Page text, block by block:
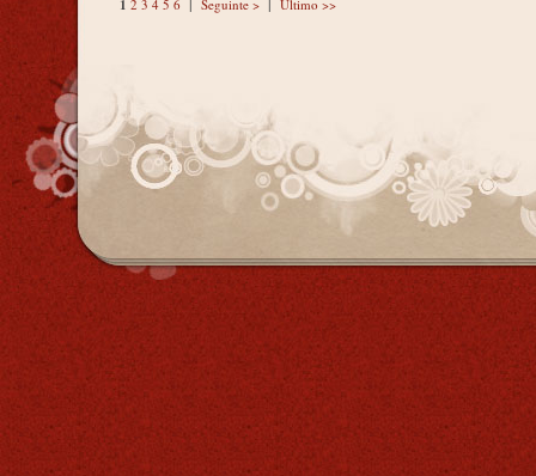
1 2 3 4 5 6 Seguinte > Último >>